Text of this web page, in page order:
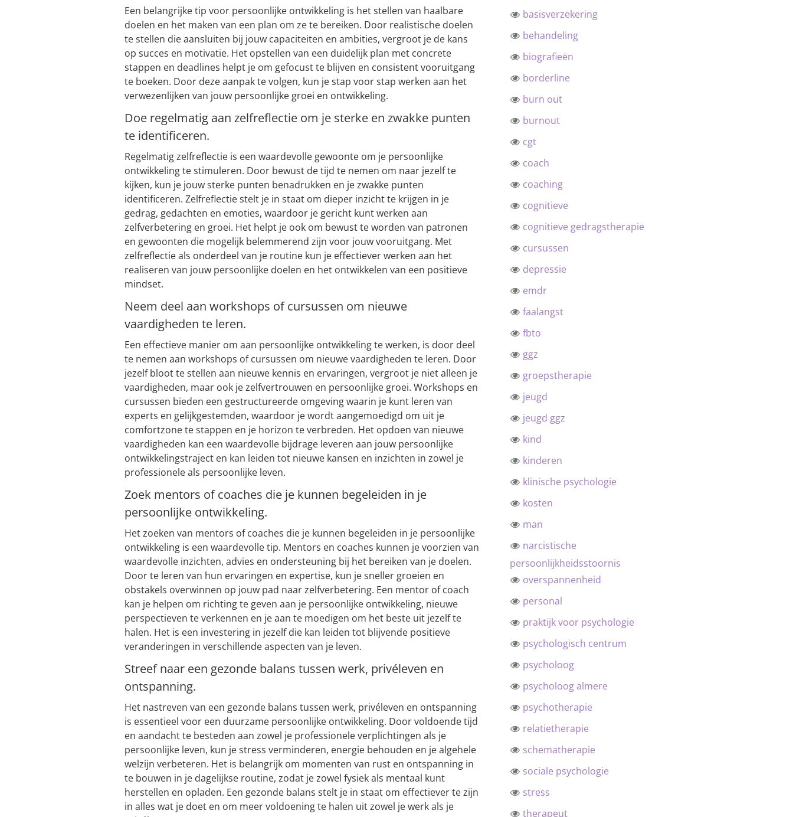
Een belangrijke tip voor persoonlijke ontwikkeling is het stellen van haalbare
doelen en het maken van een plan om ze te bereiken. Door realistische doelen
te stellen die aansluiten bij jouw capaciteiten en ambities, vergroot je de kans
op succes en motivatie. Het opstellen van een duidelijk plan met concrete
stappen en deadlines helpt je om gefocust te blijven en consistent vooruitgang
te boeken. Door deze aanpak te volgen, kun je stap voor stap werken aan het
verwezenlijken van jouw persoonlijke groei en ontwikkeling.
Doe regelmatig aan zelfreflectie om je sterke en zwakke punten
te identificeren.
Regelmatig zelfreflectie is een waardevolle gewoonte om je persoonlijke
ontwikkeling te stimuleren. Door bewust de tijd te nemen om naar jezelf te
kijken, kun je jouw sterke punten benadrukken en je zwakke punten
identificeren. Zelfreflectie stelt je in staat om dieper inzicht te krijgen in je
gedrag, gedachten en emoties, waardoor je gericht kunt werken aan
zelfverbetering en groei. Het helpt je ook om bewust te worden van patronen
en gewoonten die mogelijk belemmerend zijn voor jouw vooruitgang. Met
zelfreflectie als onderdeel van je routine kun je effectiever werken aan het
realiseren van jouw persoonlijke doelen en het ontwikkelen van een positieve
mindset.
Neem deel aan workshops of cursussen om nieuwe
vaardigheden te leren.
Een effectieve manier om aan persoonlijke ontwikkeling te werken, is door deel
te nemen aan workshops of cursussen om nieuwe vaardigheden te leren. Door
jezelf bloot te stellen aan nieuwe kennis en ervaringen, vergroot je niet alleen je
vaardigheden, maar ook je zelfvertrouwen en persoonlijke groei. Workshops en
cursussen bieden een gestructureerde omgeving waarin je kunt leren van
experts en gelijkgestemden, waardoor je wordt aangemoedigd om uit je
comfortzone te stappen en je horizon te verbreden. Het opdoen van nieuwe
vaardigheden kan een waardevolle bijdrage leveren aan jouw persoonlijke
ontwikkelingstraject en kan leiden tot nieuwe kansen en inzichten in zowel je
professionele als persoonlijke leven.
Zoek mentors of coaches die je kunnen begeleiden in je
persoonlijke ontwikkeling.
Het zoeken van mentors of coaches die je kunnen begeleiden in je persoonlijke
ontwikkeling is een waardevolle tip. Mentors en coaches kunnen je voorzien van
waardevolle inzichten, advies en ondersteuning bij het bereiken van je doelen.
Door te leren van hun ervaringen en expertise, kun je sneller groeien en
obstakels overwinnen op jouw pad naar zelfverbetering. Een mentor of coach
kan je helpen om richting te geven aan je persoonlijke ontwikkeling, nieuwe
perspectieven te verkennen en je aan te moedigen om het beste uit jezelf te
halen. Het is een investering in jezelf die kan leiden tot blijvende positieve
veranderingen in verschillende aspecten van je leven.
Streef naar een gezonde balans tussen werk, privéleven en
ontspanning.
Het nastreven van een gezonde balans tussen werk, privéleven en ontspanning
is essentieel voor een duurzame persoonlijke ontwikkeling. Door voldoende tijd
en aandacht te besteden aan zowel je professionele verplichtingen als je
persoonlijke leven, kun je stress verminderen, energie behouden en je algehele
welzijn verbeteren. Het is belangrijk om momenten van rust en ontspanning in
te bouwen in je dagelijkse routine, zodat je zowel fysiek als mentaal kunt
herstellen en opladen. Een gezonde balans stelt je in staat om effectiever te zijn
in alles wat je doet en om meer voldoening te halen uit zowel je werk als je
basisverzekering
behandeling
biografieën
borderline
burn out
burnout
cgt
coach
coaching
cognitieve
cognitieve gedragstherapie
cursussen
depressie
emdr
faalangst
fbto
ggz
groepstherapie
jeugd
jeugd ggz
kind
kinderen
klinische psychologie
kosten
man
narcistische
persoonlijkheidsstoornis
overspannenheid
personal
praktijk voor psychologie
psychologisch centrum
psycholoog
psycholoog almere
psychotherapie
relatietherapie
schematherapie
sociale psychologie
stress
therapeut